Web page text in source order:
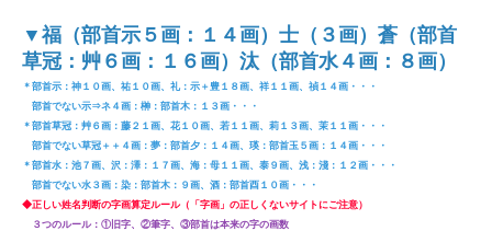
▼福（部首示５画：１４画）士（３画）蒼（部首
草冠：艸６画：１６画）汰（部首水４画：８画）
＊部首示：神１０画、祐１０画、礼：示＋豊１８画、祥１１画、禎１４画・・・
部首でない示⇒ネ４画：榊：部首木：１３画・・・
＊部首草冠：艸６画：藤２１画、花１０画、若１１画、莉１３画、茉１１画・・・
部首でない草冠＋＋４画：夢：部首夕：１４画、瑛：部首玉５画：１４画・・・
＊部首水：池７画、沢：澤：１７画、海：母１１画、泰９画、浅：淺：１２画・・・
部首でない水３画：染：部首木：９画、酒：部首酉１０画・・・
◆正しい姓名判断の字画算定ルール（「字画」の正しくないサイトにご注意）
３つのルール：①旧字、②筆字、③部首は本来の字の画数